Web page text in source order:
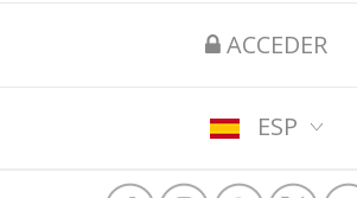
ACCEDER
ESP